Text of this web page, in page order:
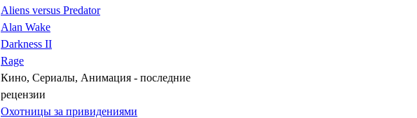
Aliens versus Predator
Alan Wake
Darkness II
Rage
Кино, Сериалы, Анимация - последние
рецензии
Охотницы за привидениями